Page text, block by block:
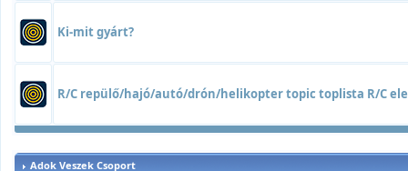
Ki-mit gyárt?
R/C repülő/hajó/autó/drón/helikopter topic toplista R/C
Adok Veszek Csoport